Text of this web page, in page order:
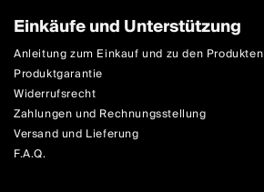
Einkäufe und Unterstützung
Anleitung zum Einkauf und zu den Produkten
Produktgarantie
Widerrufsrecht
Zahlungen und Rechnungsstellung
Versand und Lieferung
F.A.Q.